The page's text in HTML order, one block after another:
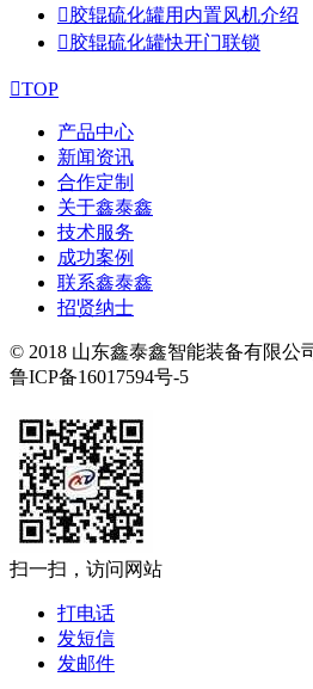
胶辊硫化罐用内置风机介绍
胶辊硫化罐快开门联锁
TOP
产品中心
新闻资讯
合作定制
关于鑫泰鑫
技术服务
成功案例
联系鑫泰鑫
招贤纳士
© 2018 山东鑫泰鑫智能装备有限公
鲁ICP备16017594号-5
扫一扫，访问网站
打电话
发短信
发邮件